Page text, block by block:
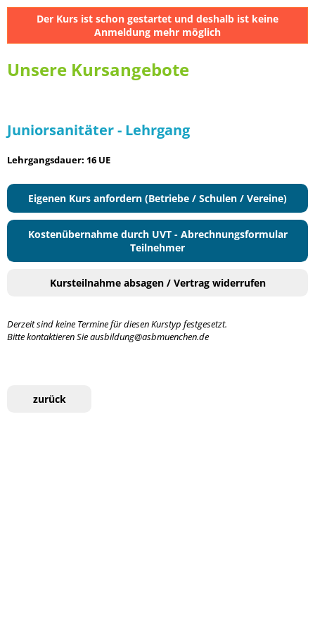
Der Kurs ist schon gestartet und deshalb ist keine
Anmeldung mehr möglich
Unsere Kursangebote
Juniorsanitäter - Lehrgang
Lehrgangsdauer: 16 UE
Eigenen Kurs anfordern (Betriebe / Schulen / Vereine)
Kostenübernahme durch UVT - Abrechnungsformular
Teilnehmer
Kursteilnahme absagen / Vertrag widerrufen
Derzeit sind keine Termine für diesen Kurstyp festgesetzt.
Bitte kontaktieren Sie ausbildung@asbmuenchen.de
zurück